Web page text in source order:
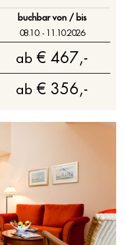
buchbar von / bis
08.10. - 11.10.2026
ab € 467,-
ab € 356,-